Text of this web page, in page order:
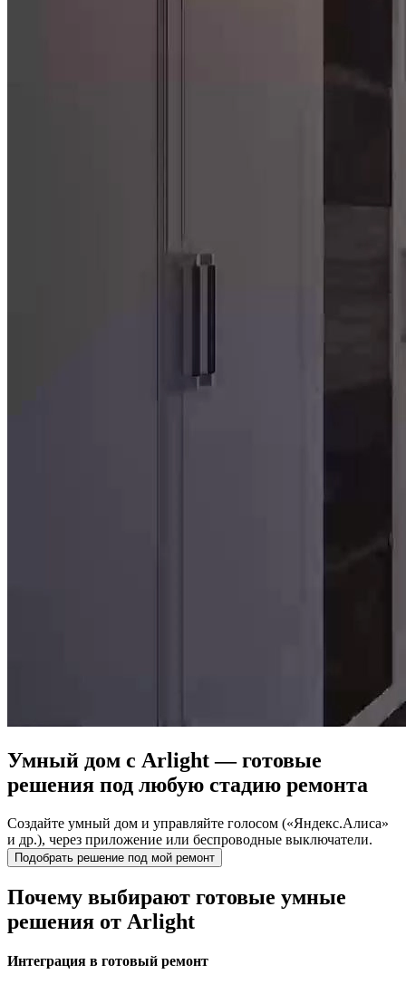
Умный дом с Arlight —готовые
решения под любую стадию ремонта
Создайте умный дом и управляйте голосом («Яндекс.Алиса»
и др.), через приложение или беспроводные выключатели.
Подобрать решение под мой ремонт
Почему выбирают готовые умные
решения от Arlight
Интеграция в готовый ремонт